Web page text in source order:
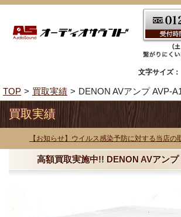
文字サイズ：
TOP 買取実績 DENON AVアンプ AVP-
買取実績
【お知らせ】ウイルス感染予防に対する当店の
高額買取実施中!! DENON AVアン